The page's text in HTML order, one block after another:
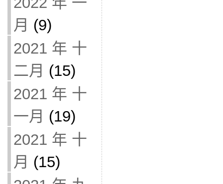
月 (9)
2021 年 十
二月 (15)
2021 年 十
一月 (19)
2021 年 十
月 (15)